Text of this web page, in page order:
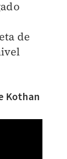
de
Kothan